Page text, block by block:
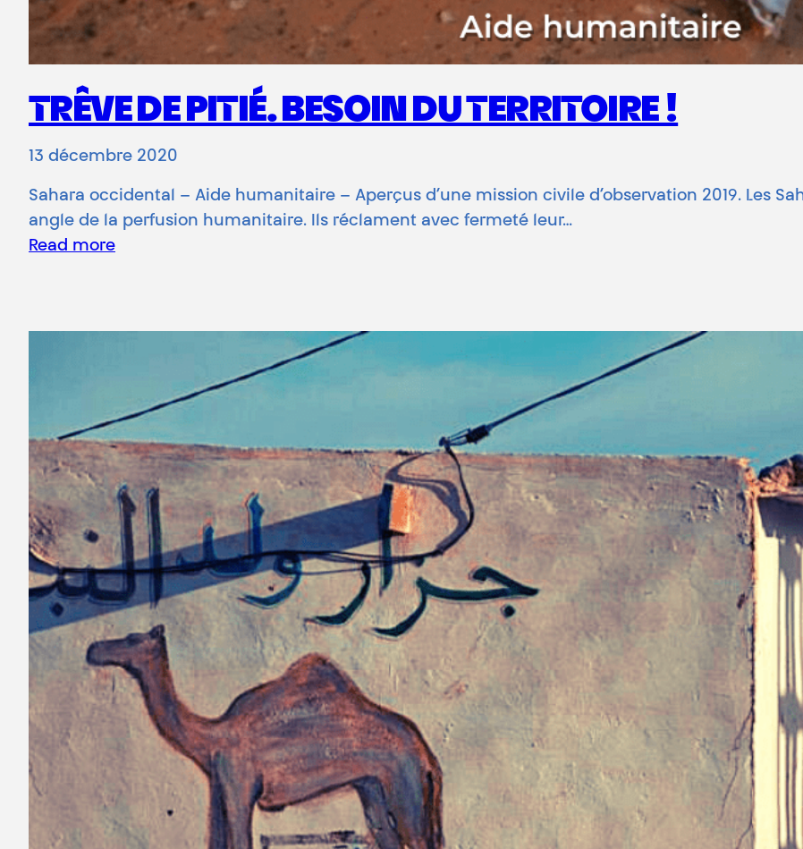
TRÊVE DE PITIÉ. BESOIN DU TERRITOIRE !
13 décembre 2020
Sahara occidental – Aide humanitaire – Aperçus d’une mission civile d’observation 2019. Les
angle de la perfusion humanitaire. Ils réclament avec fermeté leur…
Read more